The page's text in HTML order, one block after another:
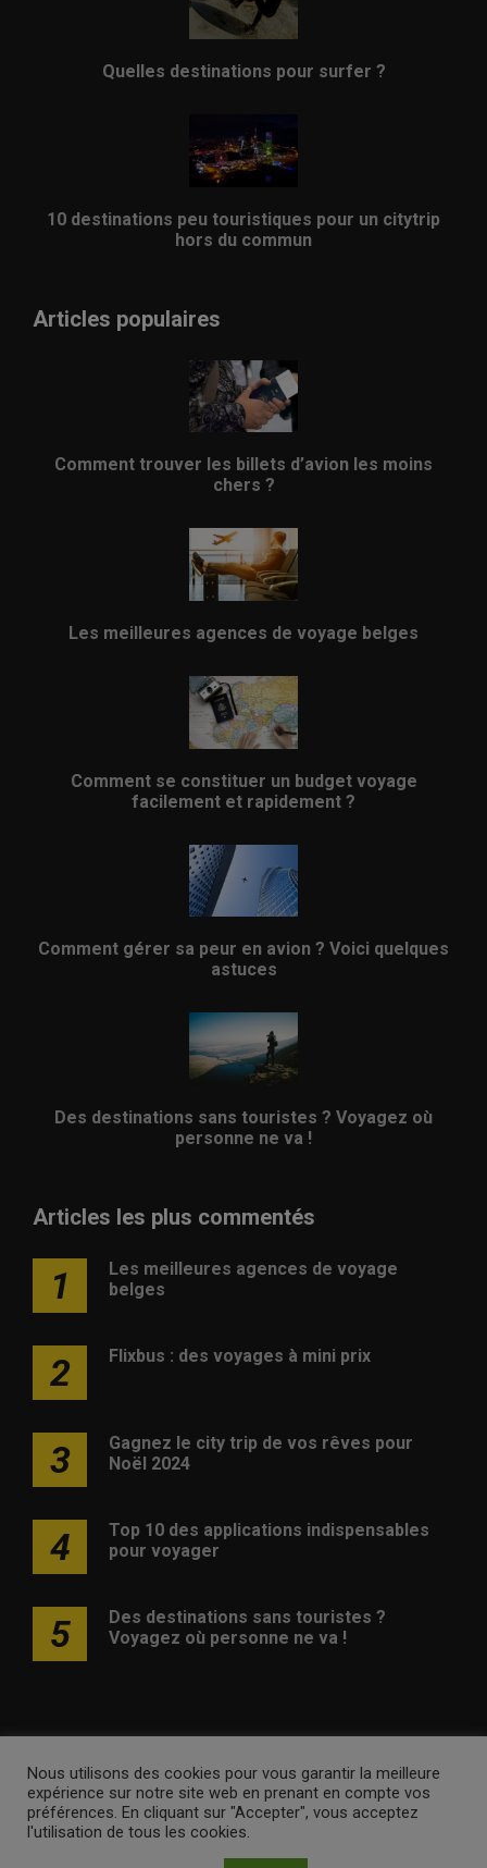
Quelles destinations pour surfer ?
10 destinations peu touristiques pour un citytrip
hors du commun
Articles populaires
Comment trouver les billets d’avion les moins
chers ?
Les meilleures agences de voyage belges
Comment se constituer un budget voyage
facilement et rapidement ?
Comment gérer sa peur en avion ? Voici quelques
astuces
Des destinations sans touristes ? Voyagez où
personne ne va !
Articles les plus commentés
1
Les meilleures agences de voyage
belges
2 Flixbus : des voyages à mini prix
3
Gagnez le city trip de vos rêves pour
Noël 2024
4
Top 10 des applications indispensables
pour voyager
5
Des destinations sans touristes ?
Voyagez où personne ne va !
Publicité Contact Avertissement Newsletter
Politique
de confidentialité
Nous utilisons des cookies pour vous garantir la meilleure
expérience sur notre site web en prenant en compte vos
préférences. En cliquant sur "Accepter", vous acceptez
l'utilisation de tous les cookies.